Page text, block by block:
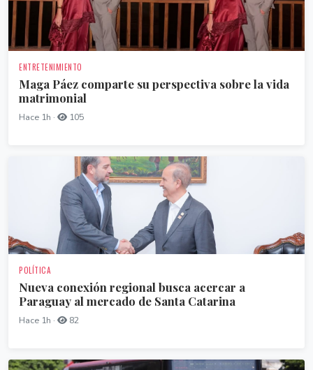
ENTRETENIMIENTO
Maga Páez comparte su perspectiva sobre la vida
matrimonial
Hace 1h · 105
POLÍTICA
Nueva conexión regional busca acercar a
Paraguay al mercado de Santa Catarina
Hace 1h · 82